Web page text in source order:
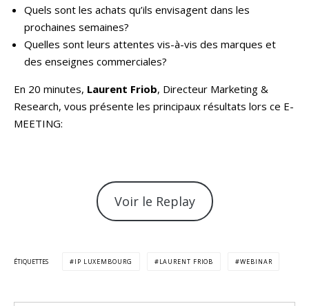
Quels sont les achats qu’ils envisagent dans les
prochaines semaines?
Quelles sont leurs attentes vis-à-vis des marques et
des enseignes commerciales?
En 20 minutes, Laurent Friob, Directeur Marketing &
Research, vous présente les principaux résultats lors ce E-
MEETING:
Voir le Replay
ÉTIQUETTES IP LUXEMBOURG LAURENT FRIOB WEBINAR